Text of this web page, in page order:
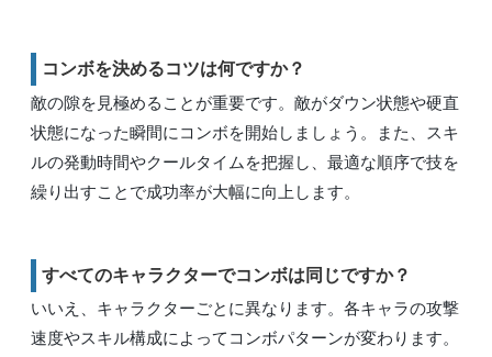
コンボを決めるコツは何ですか？
敵の隙を見極めることが重要です。敵がダウン状態や硬直
状態になった瞬間にコンボを開始しましょう。また、スキ
ルの発動時間やクールタイムを把握し、最適な順序で技を
繰り出すことで成功率が大幅に向上します。
すべてのキャラクターでコンボは同じですか？
いいえ、キャラクターごとに異なります。各キャラの攻撃
速度やスキル構成によってコンボパターンが変わります。